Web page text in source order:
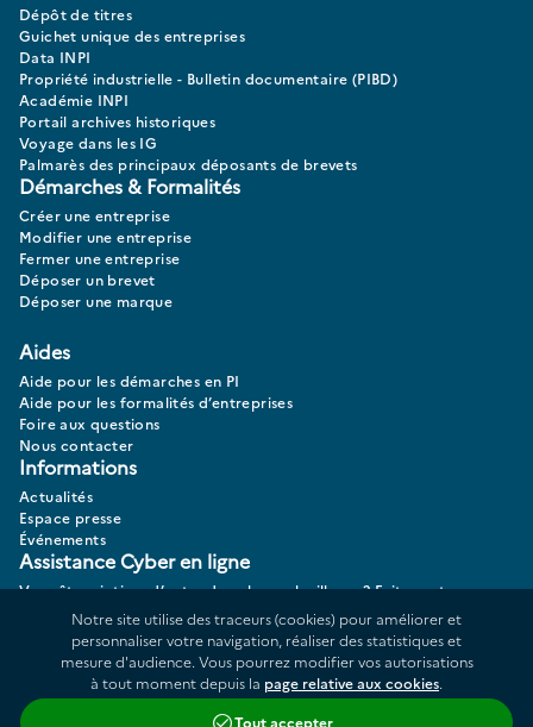
Dépôt de titres
Guichet unique des entreprises
Data INPI
Propriété industrielle - Bulletin documentaire (PIBD)
Académie INPI
Portail archives historiques
Voyage dans les IG
Palmarès des principaux déposants de brevets
Démarches & Formalités
Créer une entreprise
Modifier une entreprise
Fermer une entreprise
Déposer un brevet
Déposer une marque
Aides
Aide pour les démarches en PI
Aide pour les formalités d’entreprises
Foire aux questions
Nous contacter
Informations
Actualités
Espace presse
Événements
Assistance Cyber en ligne
Vous êtes victime d’actes de cybermalveillance? Faites votre
Données personnelles
Plan du site
Notre site utilise des traceurs (cookies) pour améliorer et
personnaliser votre navigation, réaliser des statistiques et
mesure d'audience. Vous pourrez modifier vos autorisations
à tout moment depuis la page relative aux cookies
Tout accepter